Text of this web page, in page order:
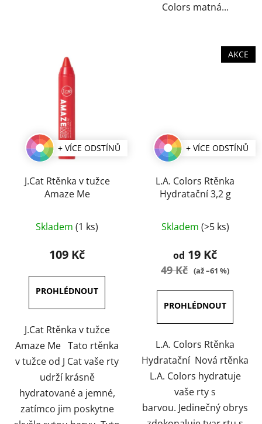
Colors matná...
+ VÍCE ODSTÍNŮ
J.Cat Rtěnka v tužce
Amaze Me
hodnocení
produktu
5,0
z
5
hvězdiček.
Skladem (1 ks)
109 Kč
J.Cat Rtěnka v tužce
Amaze Me Tato rtěnka
v tužce od J Cat vaše rty
udrží krásně
hydratované a jemné,
zatímco jim poskytne
AKCE
+ VÍCE ODSTÍNŮ
L.A. Colors Rtěnka
Hydratační 3,2 g
hodnocení
produktu
5
hvězdiček.
Skladem (>5 ks)
od 19 Kč
49 Kč (až –61 %)
L.A. Colors Rtěnka
Hydratační Nová rtěnka
L.A. Colors hydratuje
vaše rty s
barvou. Jedinečný obrys